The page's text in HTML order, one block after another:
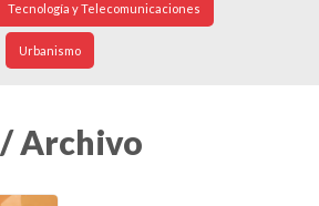
Tecnología y Telecomunicaciones
Urbanismo
/ Archivo